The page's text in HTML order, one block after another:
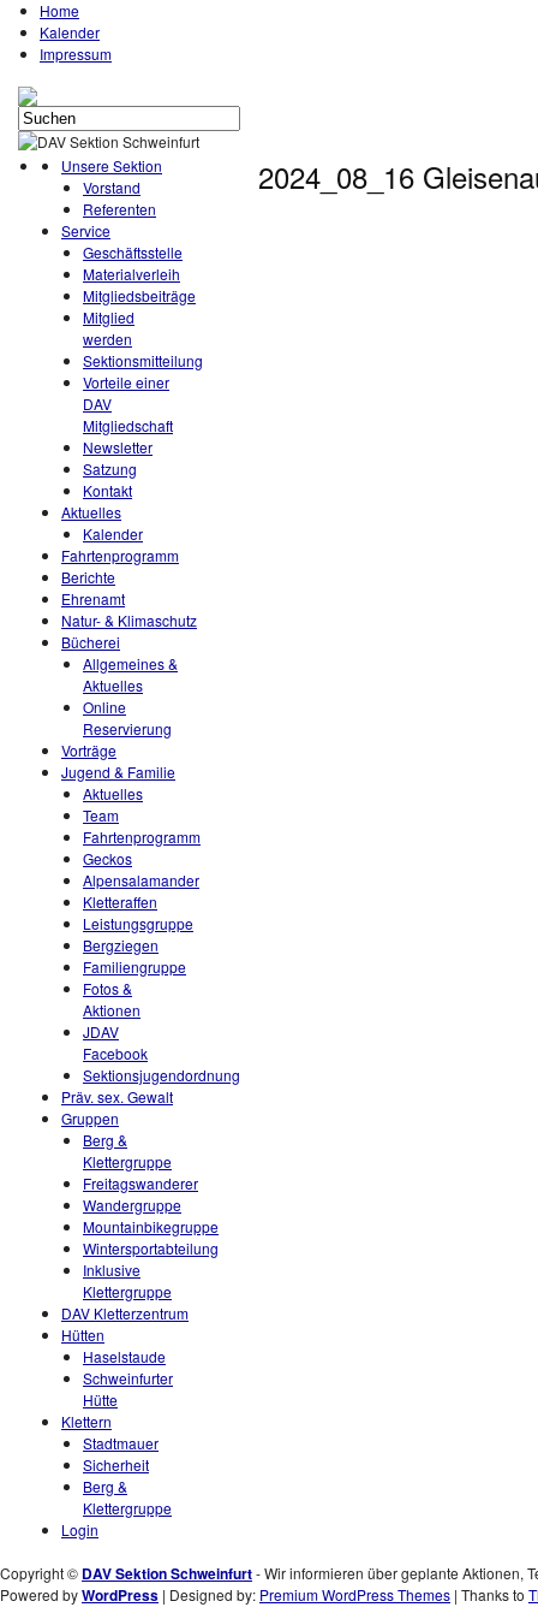
Home
Kalender
Impressum
Unsere Sektion
Vorstand
Referenten
Service
Geschäftsstelle
Materialverleih
Mitgliedsbeiträge
Mitglied
werden
Sektionsmitteilung
Vorteile einer
DAV
Mitgliedschaft
Newsletter
Satzung
Kontakt
Aktuelles
Kalender
Fahrtenprogramm
Berichte
Ehrenamt
Natur- & Klimaschutz
Bücherei
Allgemeines &
Aktuelles
Online
Reservierung
Vorträge
Jugend & Familie
Aktuelles
Team
Fahrtenprogramm
Geckos
Alpensalamander
Kletteraffen
Leistungsgruppe
Bergziegen
Familiengruppe
Fotos &
Aktionen
JDAV
Facebook
Sektionsjugendordnung
Präv. sex. Gewalt
Gruppen
Berg &
Klettergruppe
Freitagswanderer
Wandergruppe
Mountainbikegruppe
Wintersportabteilung
Inklusive
Klettergruppe
DAV Kletterzentrum
Hütten
Haselstaude
Schweinfurter
Hütte
Klettern
Stadtmauer
Sicherheit
Berg &
Klettergruppe
Login
2024_08_16
Copyright © DAV Sektion Schweinfurt- Wir informieren über geplante Aktionen,
Powered byWordPress | Designed by: Premium WordPress Themes | Thanks to